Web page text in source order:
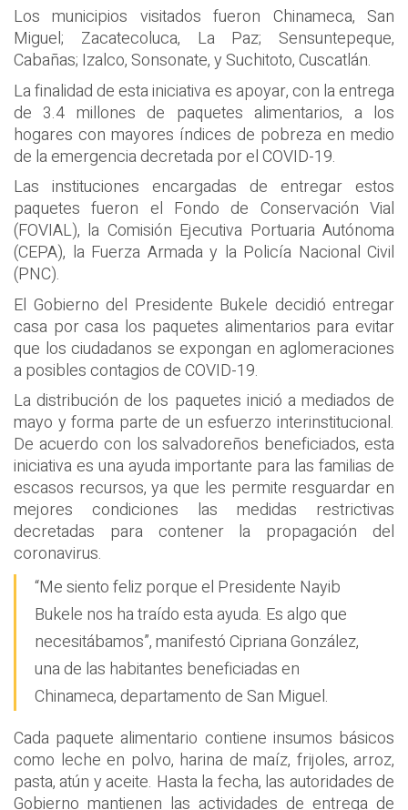
Los municipios visitados fueron Chinameca, San
Miguel; Zacatecoluca, La Paz; Sensuntepeque,
Cabañas; Izalco, Sonsonate, y Suchitoto, Cuscatlán.
La finalidad de esta iniciativa es apoyar, con la entrega
de 3.4 millones de paquetes alimentarios, a los
hogares con mayores índices de pobreza en medio
de la emergencia decretada por el COVID-19.
Las instituciones encargadas de entregar estos
paquetes fueron el Fondo de Conservación Vial
(FOVIAL), la Comisión Ejecutiva Portuaria Autónoma
(CEPA), la Fuerza Armada y la Policía Nacional Civil
(PNC).
El Gobierno del Presidente Bukele decidió entregar
casa por casa los paquetes alimentarios para evitar
que los ciudadanos se expongan en aglomeraciones
a posibles contagios de COVID-19.
La distribución de los paquetes inició a mediados de
mayo y forma parte de un esfuerzo interinstitucional.
De acuerdo con los salvadoreños beneficiados, esta
iniciativa es una ayuda importante para las familias de
escasos recursos, ya que les permite resguardar en
mejores condiciones las medidas restrictivas
decretadas para contener la propagación del
coronavirus.
“Me siento feliz porque el Presidente Nayib
Bukele nos ha traído esta ayuda. Es algo que
necesitábamos”, manifestó Cipriana González,
una de las habitantes beneficiadas en
Chinameca, departamento de San Miguel.
Cada paquete alimentario contiene insumos básicos
como leche en polvo, harina de maíz, frijoles, arroz,
pasta, atún y aceite. Hasta la fecha, las autoridades de
Gobierno mantienen las actividades de entrega de